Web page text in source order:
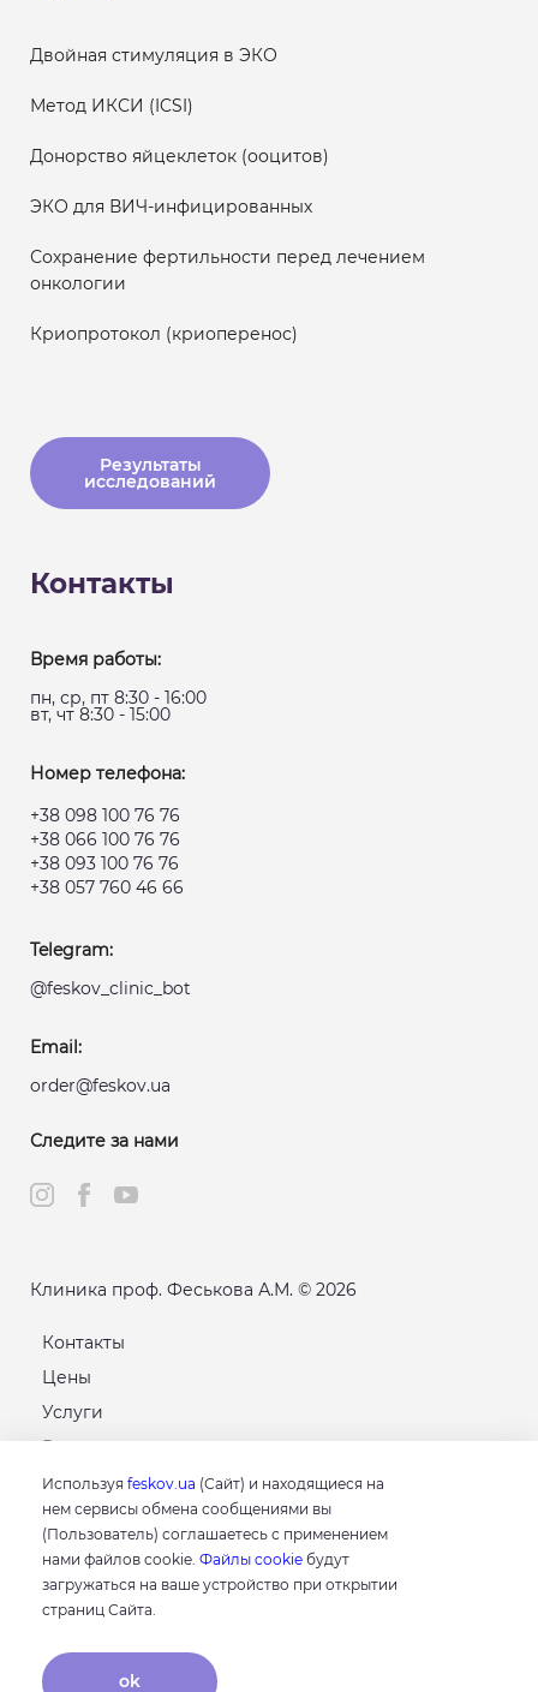
Используя feskov.ua (Сайт) и находящиеся на
нем сервисы обмена сообщениями вы
(Пользователь) соглашаетесь с применением
нами файлов cookie. Файлы cookie будут
загружаться на ваше устройство при открытии
страниц Сайта.
ok
Двойная стимуляция в ЭКО
Метод ИКСИ (ICSI)
Донорство яйцеклеток (ооцитов)
ЭКО для ВИЧ-инфицированных
Сохранение фертильности перед лечением
онкологии
Криопротокол (криоперенос)
Результаты
исследований
Контакты
Время работы:
пн, ср, пт 8:30 - 16:00
вт, чт 8:30 - 15:00
Номер телефона:
+38 098 100 76 76
+38 066 100 76 76
+38 093 100 76 76
+38 057 760 46 66
Telegram:
@feskov_clinic_bot
Email:
order@feskov.ua
Следите за нами
Клиника проф. Феськова А.М. © 2026
Контакты
Цены
Услуги
Расписание
Карта сайта
GOOGLE
4.8
Основываясь на 214 отзывах